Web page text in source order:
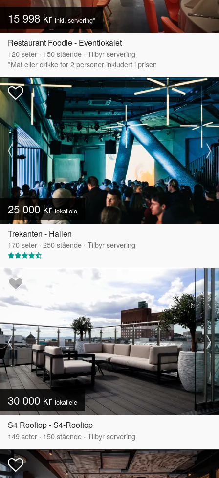
15 998 kr inkl. servering*
Restaurant Foodie - Eventlokalet
120seter · 150stående · Tilbyr servering
*Mat eller drikke for 2 personer inkludert i prisen
25 000 krlokalleie
Trekanten - Hallen
170seter · 250stående · Tilbyr servering
30 000 kr lokalleie
S4 Rooftop - S4-Rooftop
149seter · 150stående · Tilbyr servering